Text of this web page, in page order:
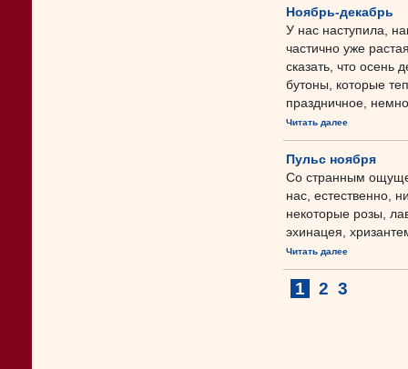
Ноябрь-декабрь
У нас наступила,
частично уже
сказать, что осень
бутоны, которые
праздничное,
Читать далее
Пульс ноября
Со странным
нас, естественно,
некоторые розы,
эхинацея,
Читать далее
1 2 3